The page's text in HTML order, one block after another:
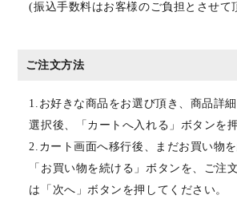
(振込手数料はお客様のご負担とさせて
ご注文方法
1.お好きな商品をお選び頂き、商品詳
選択後、「カートへ入れる」ボタンを押
2.カート画面へ移行後、まだお買い物
「お買い物を続ける」ボタンを、ご注
は「次へ」ボタンを押してください。